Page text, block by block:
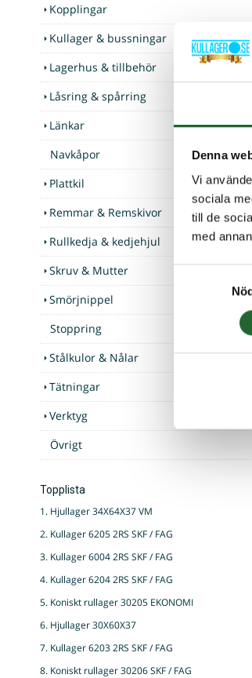
Denna
Vi
sociala
till de
med
Kopplingar
Kullager & bussningar
Lagerhus & tillbehör
Låsring & spårring
Länkar
Navkåpor
Plattkil
Remmar & Remskivor
Rullkedja & kedjehjul
Skruv & Mutter
Smörjnippel
Stoppring
Stålkulor & Nålar
Tätningar
Verktyg
Övrigt
Topplista
1. Hjullager 34X64X37 VM
2. Kullager 6205 2RS SKF / FAG
3. Kullager 6004 2RS SKF / FAG
4. Kullager 6204 2RS SKF / FAG
5. Koniskt rullager 30205 EKONOMI
6. Hjullager 30X60X37
7. Kullager 6203 2RS SKF / FAG
8. Koniskt rullager 30206 SKF / FAG